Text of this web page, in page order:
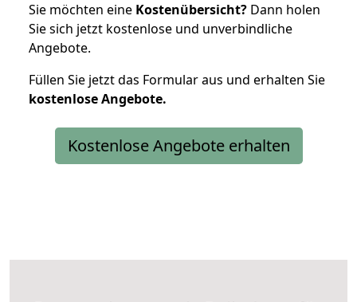
Sie möchten eine Kostenübersicht? Dann holen
Sie sich jetzt kostenlose und unverbindliche
Angebote.
Füllen Sie jetzt das Formular aus und erhalten Sie
kostenloseAngebote.
Kostenlose Angebote erhalten